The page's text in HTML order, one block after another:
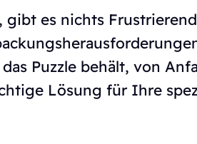
gibt es nichts
Puzzle behält, von
Lösung für Ihre